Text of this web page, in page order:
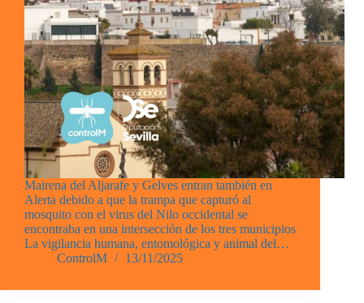
Mairena del Aljarafe y Gelves entran también en
Alerta debido a que la trampa que capturó al
mosquito con el virus del Nilo occidental se
encontraba en una intersección de los tres municipios
La vigilancia humana, entomológica y animal del…
ControlM
13/11/2025